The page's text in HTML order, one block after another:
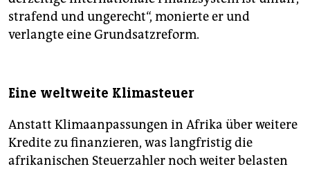
strafend und ungerecht“, monierte er und
verlangte eine Grundsatzreform.
Eine weltweite Klimasteuer
Anstatt Klimaanpassungen in Afrika über weitere
Kredite zu finanzieren, was langfristig die
afrikanischen Steuerzahler noch weiter belasten